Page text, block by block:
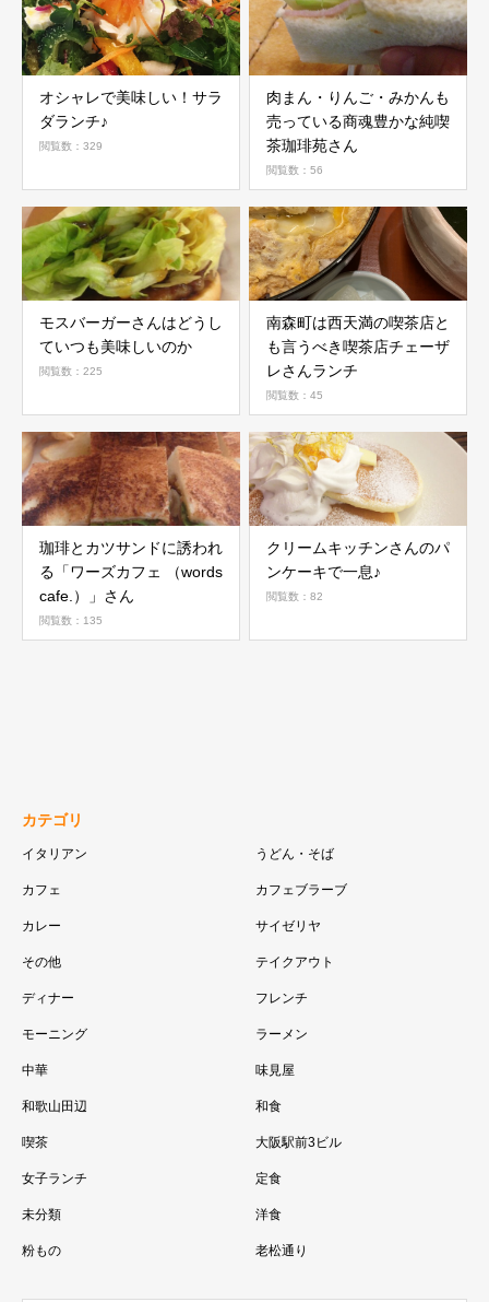
オシャレで美味しい！サラ
ダランチ♪
閲覧数：329
肉まん・りんご・みかんも
売っている商魂豊かな純喫
茶珈琲苑さん
閲覧数：56
モスバーガーさんはどうし
ていつも美味しいのか
閲覧数：225
南森町は西天満の喫茶店と
も言うべき喫茶店チェーザ
レさんランチ
閲覧数：45
珈琲とカツサンドに誘われ
る「ワーズカフェ （words
cafe.）」さん
閲覧数：135
クリームキッチンさんのパ
ンケーキで一息♪
閲覧数：82
カテゴリ
イタリアン うどん・そば
カフェ カフェブラーブ
カレー サイゼリヤ
その他 テイクアウト
ディナー フレンチ
モーニング ラーメン
中華 味見屋
和歌山田辺 和食
喫茶 大阪駅前3ビル
女子ランチ 定食
未分類 洋食
粉もの 老松通り